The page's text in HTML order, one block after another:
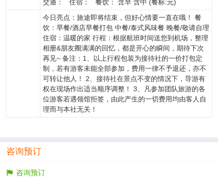
交通： 住宿： 餐饮： 含早 含中 (餐标:元)
今日亮点：旅途即将结束，但好心情要一直在哦！ 餐
饮：早餐/酒店早餐打包 中餐/泰式风味餐 晚餐/敬请自理
住宿：温暖的家 行程：根据航班时间送您到机场，整理
相册&朋友圈满满的回忆，都是开心的瞬间，期待下次
再见~ 备注：1、以上行程包装为接待社的一价打包定
制，若有游客未能全部参加，费用一律不予退还，亦不
可转让他人！ 2、接待社在景点不变的情况下，导游有
权在现场作出适当顺序调整！ 3、凡参加团队旅游的各
位游客若遇领馆拒签，由此产生的一切费用均由客人自
理而与本社无关！
咨询预订
咨询预订